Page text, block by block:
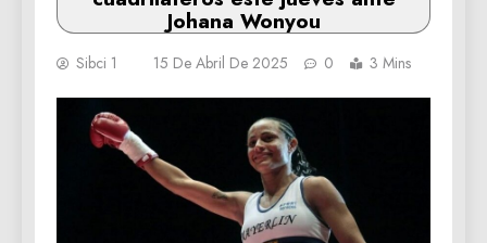
Johana Wonyou
Sibci 1 15 De Abril De 2025 0 3 Mins